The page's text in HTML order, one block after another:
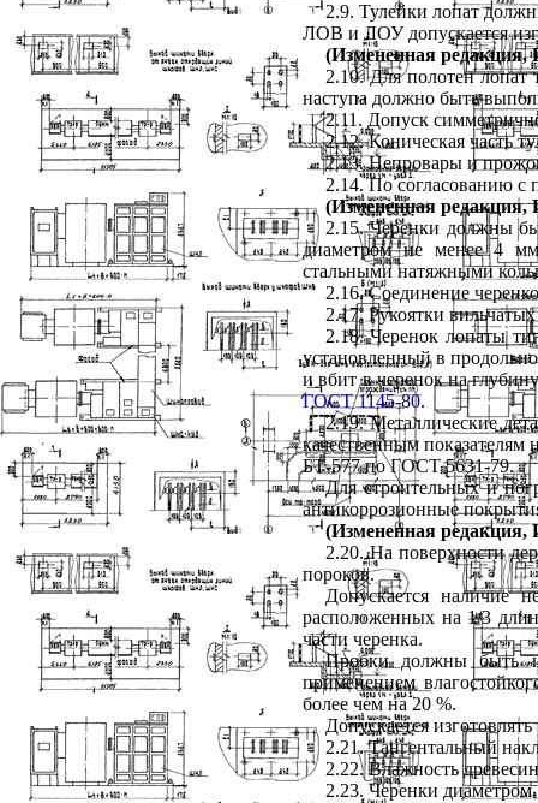
2.9. Тулейки лопат
ЛОВ и ЛОУ допускается
(Измененная
2.10. Для полотен
наступа должно быть
2.11. Допуск
2.12. Коническая часть
2.13. Непровары и
2.14. По согласованию с
(Измененная
2.15. Черенки должны
диаметром не менее 4
стальными натяжными
2.16. Соединение
2.17. Рукоятки
2.18. Черенок лопаты
установленный в
и вбит в черенок на
ГОСТ 1145-80.
2.19. Металлические
качественным
БТ-577 по ГОСТ 5631-79.
Для строительных и
антикоррозионные
(Измененная
2.20. На поверхности
пороков.
Допускается наличие
расположенных на 1/3
части черенка.
Пробки должны быть
применением
более чем на 20 %.
Допускается
2.21. Тангентальный
2.22. Влажность
2.23.Черенки